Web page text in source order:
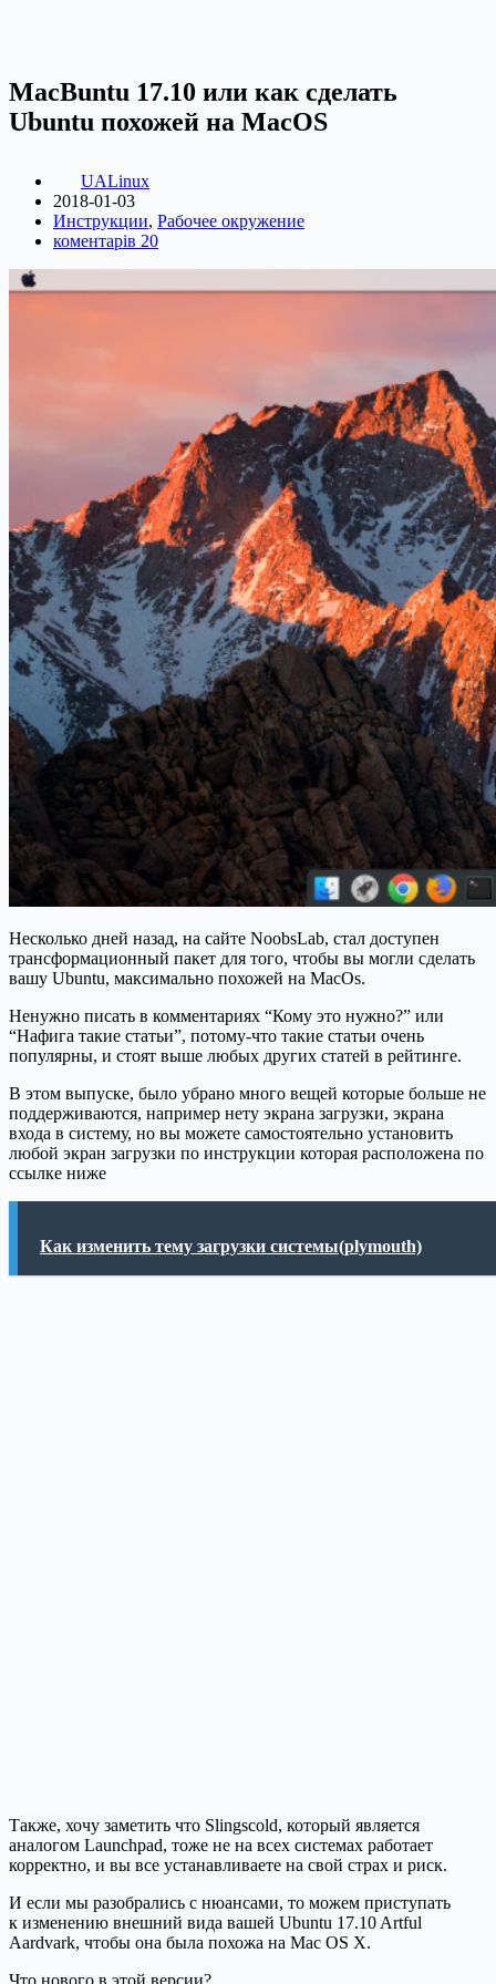
MacBuntu 17.10 или как сделать
Ubuntu похожей на MacOS
UALinux
2018-01-03
Инструкции, Рабочее окружение
коментарів 20
Несколько дней назад, на сайте NoobsLab, стал доступен
трансформационный пакет для того, чтобы вы могли сделать
вашу Ubuntu, максимально похожей на MacOs.
Ненужно писать в комментариях “Кому это нужно?” или
“Нафига такие статьи”, потому-что такие статьи очень
популярны, и стоят выше любых других статей в рейтинге.
В этом выпуске, было убрано много вещей которые больше не
поддерживаются, например нету экрана загрузки, экрана
входа в систему, но вы можете самостоятельно установить
любой экран загрузки по инструкции которая расположена по
ссылке ниже
Как изменить тему загрузки системы(plymouth)
Также, хочу заметить что Slingscold, который является
аналогом Launchpad, тоже не на всех системах работает
корректно, и вы все устанавливаете на свой страх и риск.
И если мы разобрались с нюансами, то можем приступать
к изменению внешний вида вашей Ubuntu 17.10 Artful
Aardvark, чтобы она была похожа на Mac OS X.
Что нового в этой версии?